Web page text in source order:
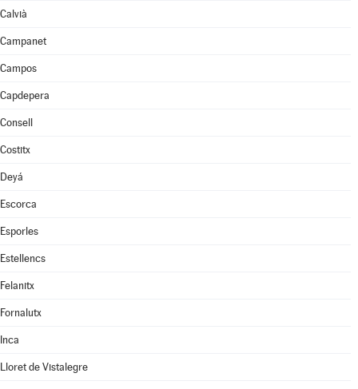
Calvià
Campanet
Campos
Capdepera
Consell
Costitx
Deyá
Escorca
Esporles
Estellencs
Felanitx
Fornalutx
Inca
Lloret de Vistalegre